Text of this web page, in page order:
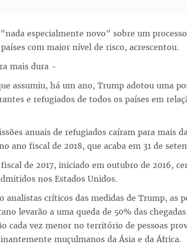
especialmente novo" sobre um
com maior nível de risco, acrescentou.
mais dura -
assumiu, há um ano, Trump adotou uma
e refugiados de todos os países em
anuais de refugiados caíram para mais
ano fiscal de 2018, que acaba em 31 de
de 2017, iniciado em outubro de 2016,
nos Estados Unidos.
analistas críticos das medidas de Trump, as
levarão a uma queda de 50% das
cada vez menor no território de pessoas
muçulmanos da Ásia e da África.